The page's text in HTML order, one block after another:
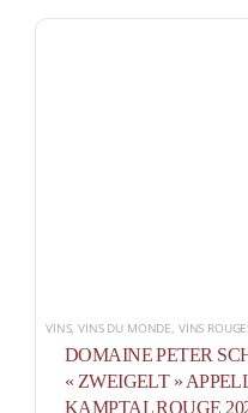
VINS,VINS DU MONDE VINS
DOMAINE PETER
« ZWEIGELT »
KAMPTAL ROUGE